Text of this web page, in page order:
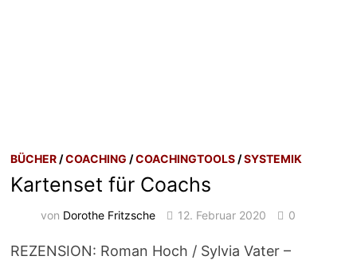
BÜCHER /COACHING /COACHINGTOOLS /SYSTEMIK
Kartenset für Coachs
von Dorothe Fritzsche 12. Februar 2020 0
REZENSION: Roman Hoch / Sylvia Vater –